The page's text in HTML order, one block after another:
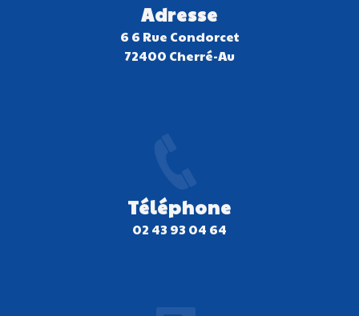
Adresse
6 6 Rue Condorcet
72400 Cherré-Au
Téléphone
02 43 93 04 64